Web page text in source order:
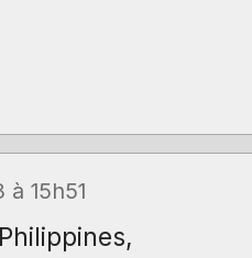
15h51